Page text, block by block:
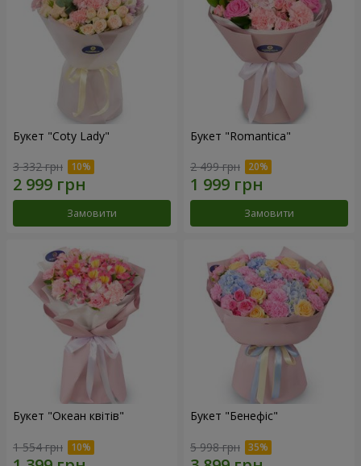
Букет "Coty Lady"
3 332 грн
Замовити
Букет "Romantica"
2 499 грн
Замовити
Букет "Океан квітів"
1 554 грн
Букет "Бенефіс"
5 998 грн